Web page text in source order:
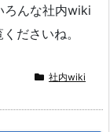
ろんな社内wiki
ださいね。
社内wiki